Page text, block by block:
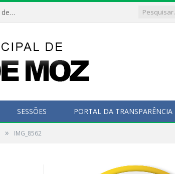
Hoje dia 05 de julho aconteceu no plenário da Camara Municipal de Porto de Moz a Sessão Solene de Abertura dos Trabalhos Legislativos 2º Período da 23ª Legislatura
SESSÕES PORTAL DA TRANSPARÊNCIA
» IMG_8562